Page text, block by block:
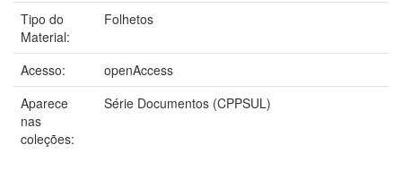
Tipo do
Material:
Folhetos
Acesso:
openAccess
Aparece
nas
coleções:
Série Documentos (CPPSUL)